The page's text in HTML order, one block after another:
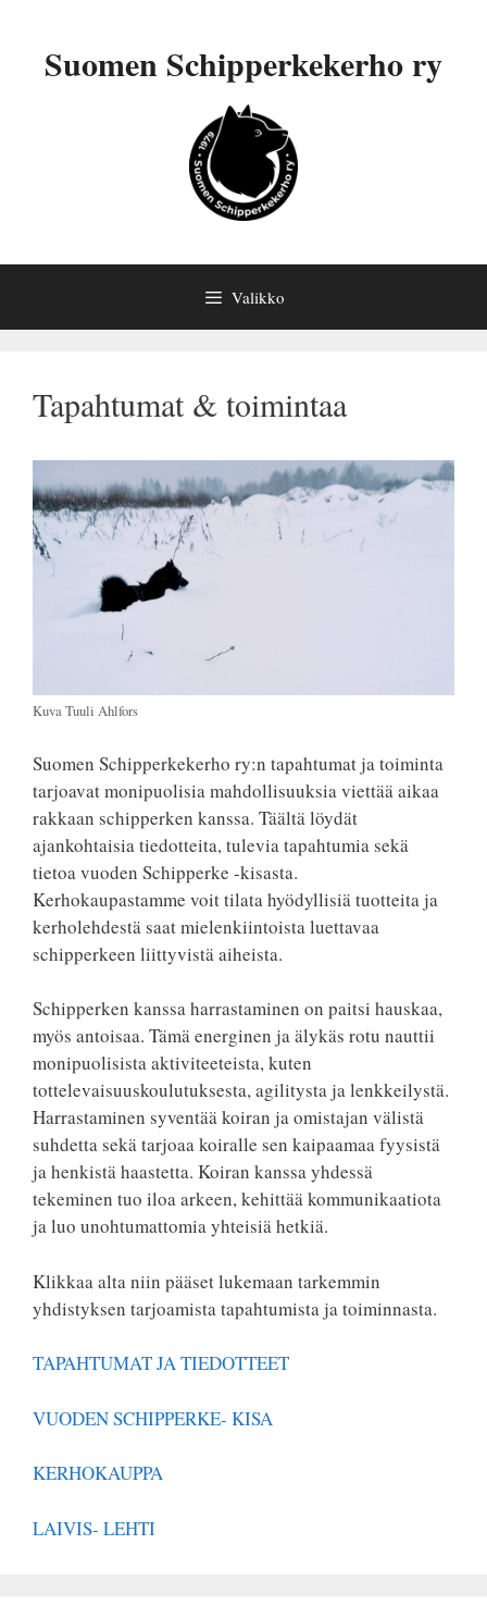
Suomen Schipperkekerho ry
Valikko
Tapahtumat & toimintaa
Kuva Tuuli Ahlfors
Suomen Schipperkekerho ry:n tapahtumat ja toiminta
tarjoavat monipuolisia mahdollisuuksia viettää aikaa
rakkaan schipperken kanssa. Täältä löydät
ajankohtaisia tiedotteita, tulevia tapahtumia sekä
tietoa vuoden Schipperke -kisasta.
Kerhokaupastamme voit tilata hyödyllisiä tuotteita ja
kerholehdestä saat mielenkiintoista luettavaa
schipperkeen liittyvistä aiheista.
Schipperken kanssa harrastaminen on paitsi hauskaa,
myös antoisaa. Tämä energinen ja älykäs rotu nauttii
monipuolisista aktiviteeteista, kuten
tottelevaisuuskoulutuksesta, agilitysta ja lenkkeilystä.
Harrastaminen syventää koiran ja omistajan välistä
suhdetta sekä tarjoaa koiralle sen kaipaamaa fyysistä
ja henkistä haastetta. Koiran kanssa yhdessä
tekeminen tuo iloa arkeen, kehittää kommunikaatiota
ja luo unohtumattomia yhteisiä hetkiä.
Klikkaa alta niin pääset lukemaan tarkemmin
yhdistyksen tarjoamista tapahtumista ja toiminnasta.
TAPAHTUMAT JA TIEDOTTEET
VUODEN SCHIPPERKE- KISA
KERHOKAUPPA
LAIVIS- LEHTI